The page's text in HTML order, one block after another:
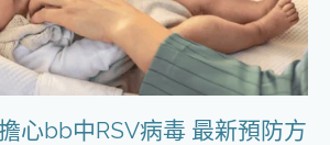
心bb中RSV病毒 最新預防方